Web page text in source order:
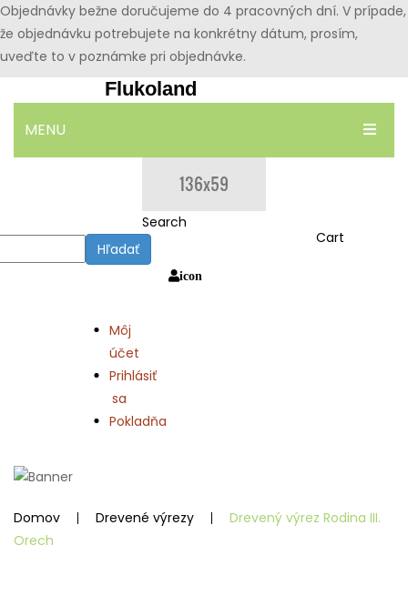
Objednávky bežne doručujeme do 4 pracovných dní. V prípade,
že objednávku potrebujete na konkrétny dátum, prosím,
uveďte to v poznámke pri objednávke.
Flukoland
MENU
Search
Hľadať
Cart
icon
Môj
účet
Prihlásiť
sa
Pokladňa
Domov Drevené výrezy
Drevený výrez Rodina III.
Orech